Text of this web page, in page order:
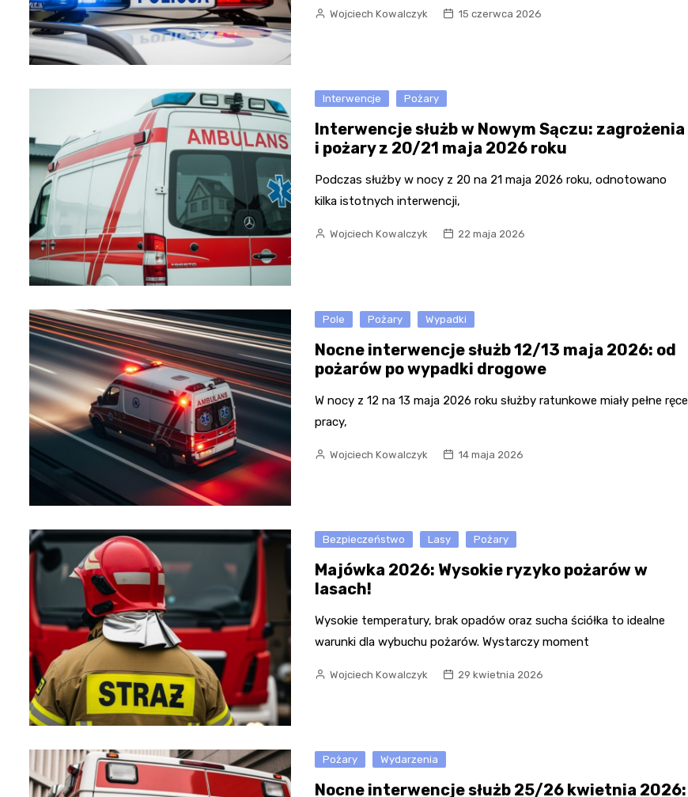
Wojciech Kowalczyk 15 czerwca 2026
Interwencje Pożary
Interwencje służb w Nowym Sączu: zagrożenia
i pożary z 20/21 maja 2026 roku
Podczas służby w nocy z 20 na 21 maja 2026 roku, odnotowano
kilka istotnych interwencji,
Wojciech Kowalczyk 22 maja 2026
Pole Pożary Wypadki
Nocne interwencje służb 12/13 maja 2026: od
pożarów po wypadki drogowe
W nocy z 12 na 13 maja 2026 roku służby ratunkowe miały pełne ręce
pracy,
Wojciech Kowalczyk 14 maja 2026
Bezpieczeństwo Lasy Pożary
Majówka 2026: Wysokie ryzyko pożarów w
lasach!
Wysokie temperatury, brak opadów oraz sucha ściółka to idealne
warunki dla wybuchu pożarów. Wystarczy moment
Wojciech Kowalczyk 29 kwietnia 2026
Pożary Wydarzenia
Nocne interwencje służb 25/26 kwietnia 2026: